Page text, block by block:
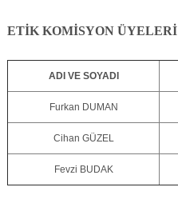
Çatak
Gevaş
ETİK KOMİSYON ÜYELERİ
ADI VE SOYADI
Furkan DUMAN
Cihan GÜZEL
Fevzi BUDAK